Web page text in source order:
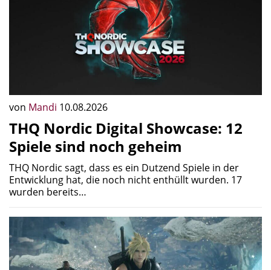
von Mandi 10.08.2026
THQ Nordic Digital Showcase: 12
Spiele sind noch geheim
THQ Nordic sagt, dass es ein Dutzend Spiele in der
Entwicklung hat, die noch nicht enthüllt wurden. 17
wurden bereits…